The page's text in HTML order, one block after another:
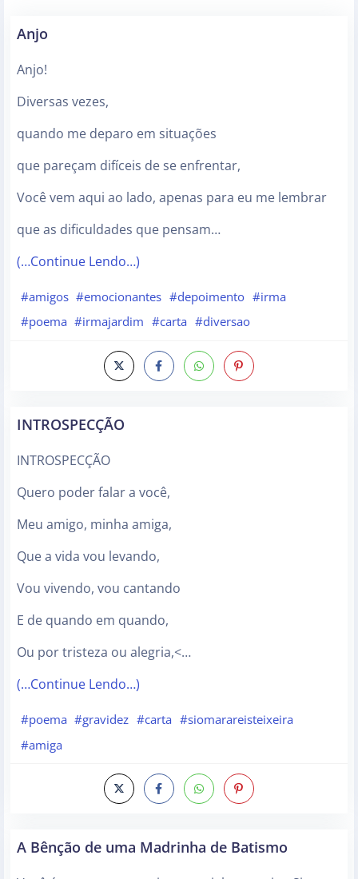
Anjo
Anjo!
Diversas vezes,
quando me deparo em situações
que pareçam difíceis de se enfrentar,
Você vem aqui ao lado, apenas para eu me lembrar
que as dificuldades que pensam…
(…Continue Lendo…)
#amigos #emocionantes #depoimento #irma
#poema #irmajardim #carta #diversao
INTROSPECÇÃO
INTROSPECÇÃO
Quero poder falar a você,
Meu amigo, minha amiga,
Que a vida vou levando,
Vou vivendo, vou cantando
E de quando em quando,
Ou por tristeza ou alegria,<…
(…Continue Lendo…)
#poema #gravidez #carta #siomarareisteixeira
#amiga
A Bênção de uma Madrinha de Batismo